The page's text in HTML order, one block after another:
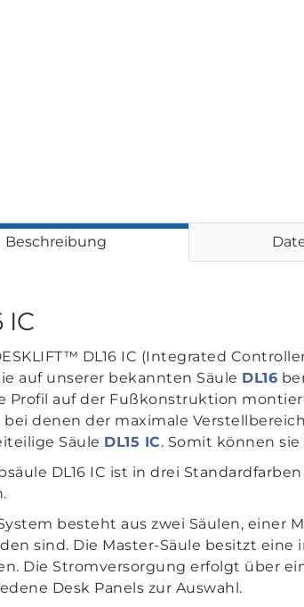
Beschreibung
IC
DL16 IC (Integrated
auf unserer bekannten Säule DL16
Profil auf der Fußkonstruktion
bei denen der maximale
Säule DL15 IC. Somit können
DL16 IC ist in drei
besteht aus zwei Säulen, einer
sind. Die Master-Säule besitzt
Die Stromversorgung erfolgt über
Desk Panels zur Auswahl.